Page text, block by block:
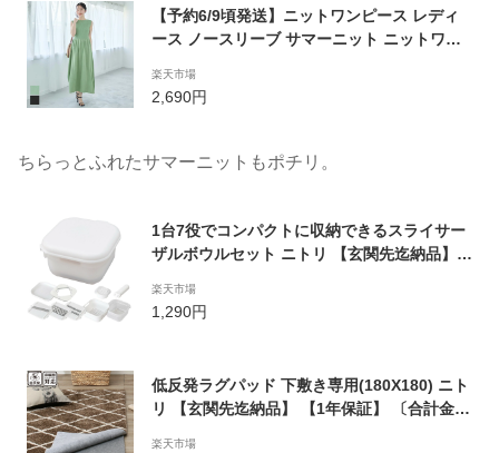
【予約6/9頃発送】ニットワンピース レディ
ース ノースリーブ サマーニット ニットワン
メール便不可 23ss coca コカ
楽天市場
2,690円
ちらっとふれたサマーニットもポチリ。
1台7役でコンパクトに収納できるスライサー
ザルボウルセット ニトリ 【玄関先迄納品】
料対象商品〕
楽天市場
1,290円
低反発ラグパッド 下敷き専用(180X180) ニト
リ 【玄関先迄納品】 【1年保証】 〔合計金額
楽天市場